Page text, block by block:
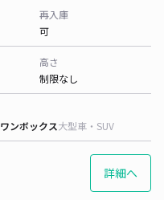
再入庫
可
高さ
制限なし
ワンボックス大型車・SUV
詳細へ